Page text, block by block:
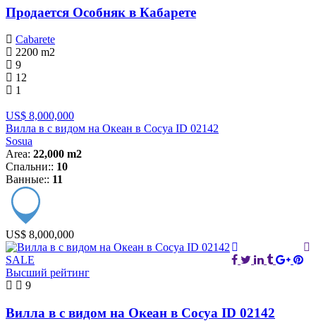
Продается Особняк в Кабарете
Cabarete
2200 m2
9
12
1
US$ 8,000,000
Вилла в с видом на Океан в Сосуа ID 02142
Sosua
Area: 22,000 m2
Спальни:: 10
Ванные:: 11
US$ 8,000,000
SALE
Высший рейтинг
9
Вилла в с видом на Океан в Сосуа ID 02142